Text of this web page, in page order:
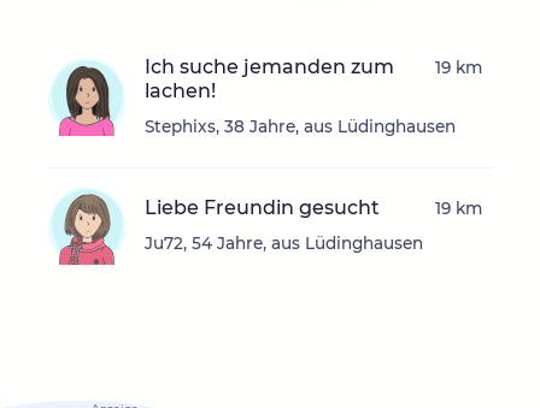
Ich suche jemanden zum
lachen!
Stephixs, 38 Jahre, aus Lüdinghausen
19 km
Liebe Freundin gesucht
Ju72, 54 Jahre, aus Lüdinghausen
19 km